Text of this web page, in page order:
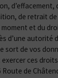
de retrait
et du
d’une autorité
sort de vos
ces
de